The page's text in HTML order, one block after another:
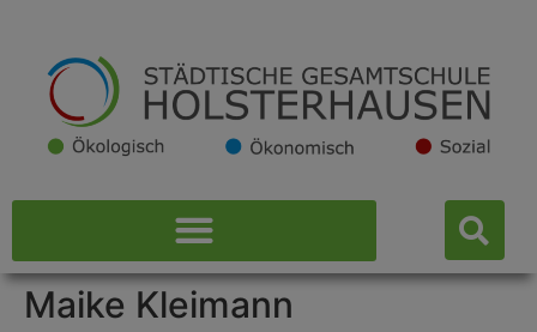
Maike Kleimann